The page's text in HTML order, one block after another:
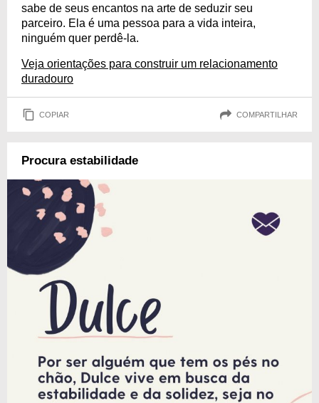
sabe de seus encantos na arte de seduzir seu
parceiro. Ela é uma pessoa para a vida inteira,
ninguém quer perdê-la.
Veja orientações para construir um relacionamento
duradouro
COPIAR COMPARTILHAR
Procura estabilidade